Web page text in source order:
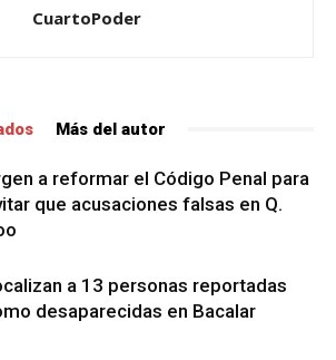
CuartoPoder
Más del autor
a reformar el Código Penal para
que acusaciones falsas en Q.
a 13 personas reportadas
desaparecidas en Bacalar